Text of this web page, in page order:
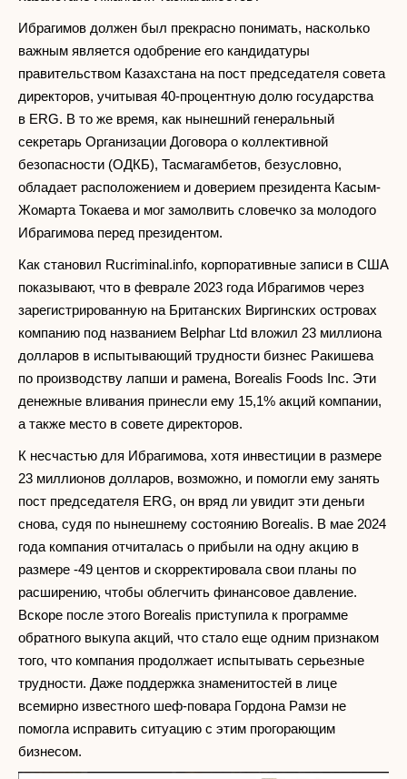
Ибрагимов должен был прекрасно понимать, насколько
важным является одобрение его кандидатуры
правительством Казахстана на пост председателя совета
директоров, учитывая 40-процентную долю государства
в ERG. В то же время, как нынешний генеральный
секретарь Организации Договора о коллективной
безопасности (ОДКБ), Тасмагамбетов, безусловно,
обладает расположением и доверием президента Касым-
Жомарта Токаева и мог замолвить словечко за молодого
Ибрагимова перед президентом.
Как становил Rucriminal.info, корпоративные записи в США
показывают, что в феврале 2023 года Ибрагимов через
зарегистрированную на Британских Виргинских островах
компанию под названием Belphar Ltd вложил 23 миллиона
долларов в испытывающий трудности бизнес Ракишева
по производству лапши и рамена, Borealis Foods Inc. Эти
денежные вливания принесли ему 15,1% акций компании,
а также место в совете директоров.
К несчастью для Ибрагимова, хотя инвестиции в размере
23 миллионов долларов, возможно, и помогли ему занять
пост председателя ERG, он вряд ли увидит эти деньги
снова, судя по нынешнему состоянию Borealis. В мае 2024
года компания отчиталась о прибыли на одну акцию в
размере -49 центов и скорректировала свои планы по
расширению, чтобы облегчить финансовое давление.
Вскоре после этого Borealis приступила к программе
обратного выкупа акций, что стало еще одним признаком
того, что компания продолжает испытывать серьезные
трудности. Даже поддержка знаменитостей в лице
всемирно известного шеф-повара Гордона Рамзи не
помогла исправить ситуацию с этим прогорающим
бизнесом.